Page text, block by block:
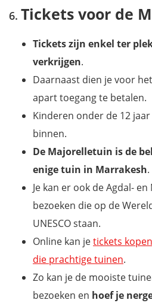
Tickets voor de
Tickets zijn enkel ter
verkrijgen.
Daarnaast dien je voor
apart toegang te betalen.
Kinderen onder de 12
binnen.
De Majorelletuin is de
enige tuin in Marrakesh.
Je kan er ook de Agdal-
bezoeken die op de
UNESCO staan.
Online kan jetickets
die prachtige tuinen.
Zo kan je de mooiste
bezoeken en hoef je